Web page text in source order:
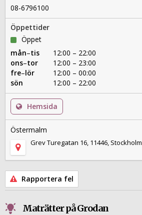
08-6796100
Öppettider
Öppet
mån–tis
12:00 – 22:00
ons–tor
12:00 – 23:00
fre–lör
12:00 – 00:00
sön
12:00 – 22:00
Hemsida
Östermalm
Grev Turegatan 16, 11446, Stockholm
Rapportera fel
Maträtter på Grodan